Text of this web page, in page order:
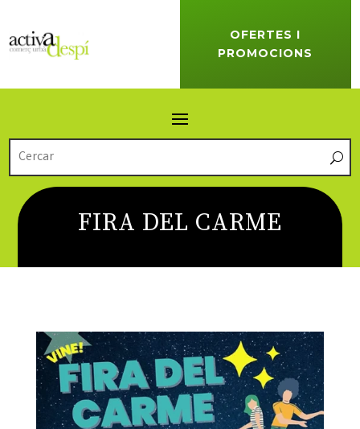
OFERTES I
PROMOCIONS
FIRA DEL CARME